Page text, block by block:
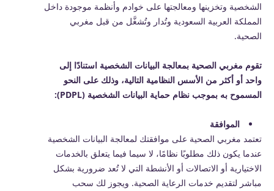
الشخصية وتخزينها ومعالجتها على خوادم وأنظمة موجودة داخل
المملكة العربية السعودية وتُدار وتُشغَّل من قبل مغربي
الصحية.
تقوم مغربي الصحية بمعالجة البيانات الشخصية استنادًا إلى
واحد أو أكثر من الأسس النظامية التالية، وذلك على النحو
المسموح به بموجب نظام حماية البيانات الشخصية (PDPL):
الموافقة
تعتمد مغربي الصحية على موافقتك لمعالجة البيانات الشخصية
عندما يكون ذلك مطلوبًا نظامًا، لا سيما فيما يتعلق بالخدمات
الاختيارية أو الاتصالات أو الأنشطة التي لا تُعد ضرورية بشكل
مباشر لتقديم خدمات الرعاية الصحية. ويجوز لك سحب